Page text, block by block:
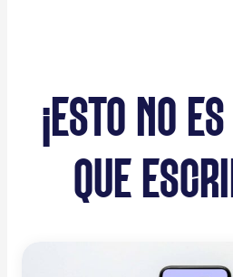
¡ESTO NO
QUE